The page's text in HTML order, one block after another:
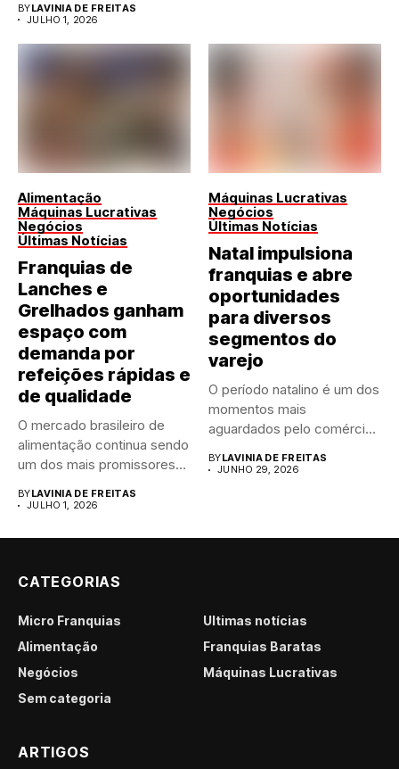
BYLAVINIA DE FREITAS
JULHO 1, 2026
Alimentação
Máquinas Lucrativas
Negócios
Últimas Notícias
Franquias de
Lanches e
Grelhados ganham
espaço com
demanda por
refeições rápidas e
de qualidade
O mercado brasileiro de
alimentação continua sendo
um dos mais promissores
BYLAVINIA DE FREITAS
JULHO 1, 2026
Máquinas Lucrativas
Negócios
Últimas Notícias
Natal impulsiona
franquias e abre
oportunidades
para diversos
segmentos do
varejo
O período natalino é um dos
momentos mais
aguardados pelo comércio
BYLAVINIA DE FREITAS
JUNHO 29, 2026
CATEGORIAS
Micro Franquias
Últimas notícias
Alimentação
Franquias Baratas
Negócios
Máquinas Lucrativas
Sem categoria
ARTIGOS